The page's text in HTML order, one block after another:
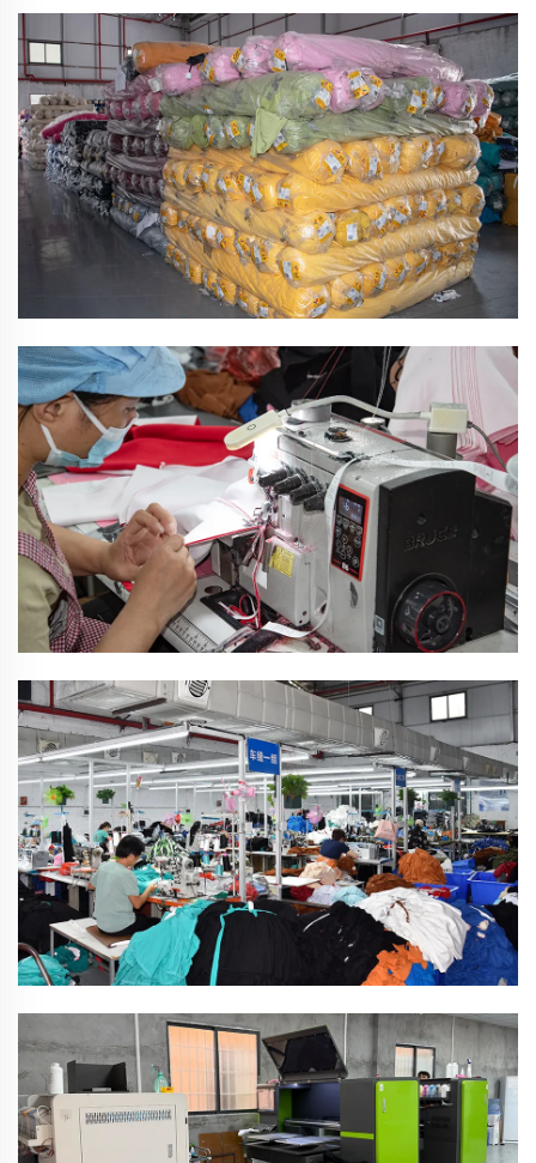
ห้องตัดตัวอย่าง
ทีมงานทำตัวอย่างมืออาชีพ
โรงงานผลิตเสื้อผ้า
ช่างผู้ชำนาญและคุณภาพที่เชื่อถือได้
โรงงานพิมพ์
เครื่องพิมพ์ขั้นสูงหลากหลายชนิด ให้บริการการพิมพ์แบบ
ซิลค์สกรีน พิมพ์ดิจิทัลลงบนเสื้อผ้า (DTG) และพิมพ์ดิจิทัลลง
บนฟิล์ม (DTF)